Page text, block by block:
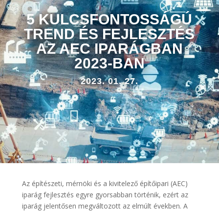
5 KULCSFONTOSSÁGÚ
TREND ÉS FEJLESZTÉS
AZ AEC IPARÁGBAN
2023-BAN
2023. 01. 27.
Az építészeti, mérnöki és a kivitelező építőipari (AEC)
iparág fejlesztés egyre gyorsabban történik, ezért az
iparág jelentősen megváltozott az elmúlt években. A